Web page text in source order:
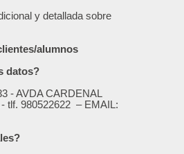
y detallada sobre
alumnos
datos?
- AVDA CARDENAL
tlf. 980522622 – EMAIL: